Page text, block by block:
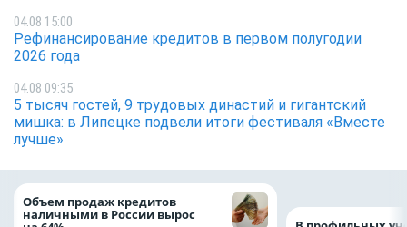
04.08 15:00
Рефинансирование кредитов в первом полугодии
2026 года
04.08 09:35
5 тысяч гостей, 9 трудовых династий и гигантский
мишка: в Липецке подвели итоги фестиваля «Вместе
лучше»
Объем продаж кредитов
наличными в России вырос